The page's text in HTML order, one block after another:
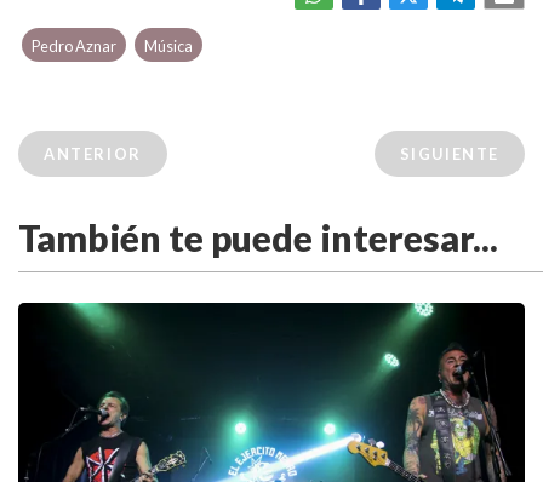
Pedro Aznar Música
ANTERIOR SIGUIENTE
También te puede interesar...